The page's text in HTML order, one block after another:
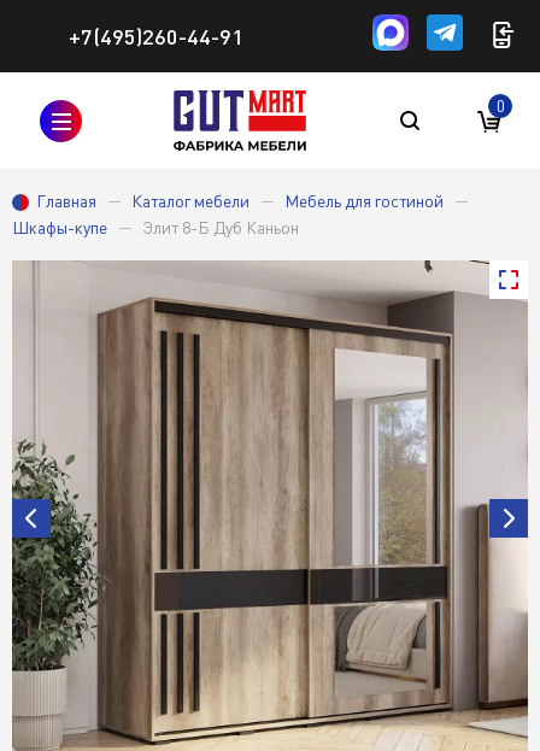
+7(495)260-44-91
0
Главная Каталог мебели
Мебель для гостиной
Шкафы-купе
Элит 8-Б Дуб Каньон